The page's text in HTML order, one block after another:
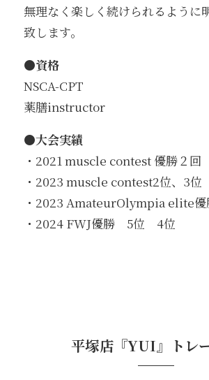
無理なく楽しく続けられるように
致します。
●資格
NSCA-CPT
薬膳instructor
●大会実績
・2021 muscle contest 優勝２回
・2023 muscle contest2位、3位
・2023 AmateurOlympia elite優
・2024 FWJ優勝 5位 4位
平塚店『YUI』トレ